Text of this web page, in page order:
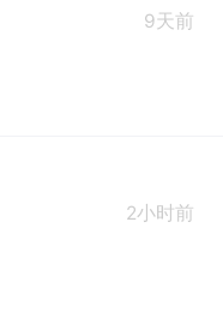
9天前
2小时前